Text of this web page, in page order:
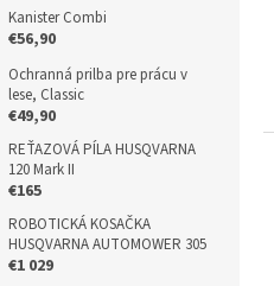
Kanister Combi
€56,90
Ochranná prilba pre prácu v
lese, Classic
€49,90
REŤAZOVÁ PÍLA HUSQVARNA
120 Mark II
€165
ROBOTICKÁ KOSAČKA
HUSQVARNA AUTOMOWER 305
€1 029